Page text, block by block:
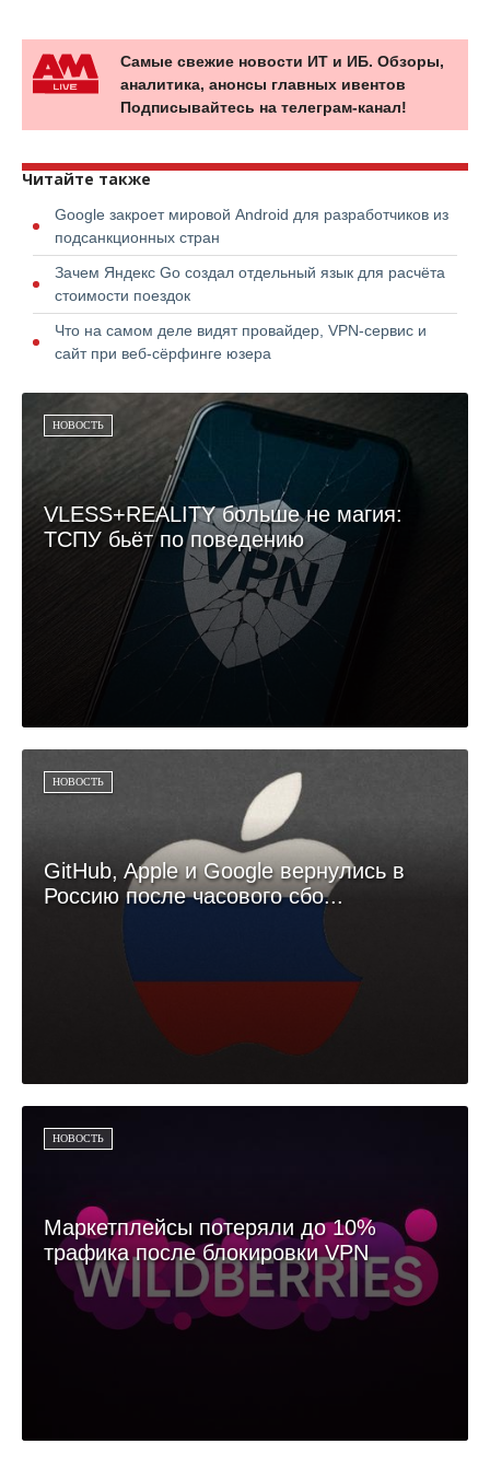
Самые свежие новости ИТ и ИБ. Обзоры,
аналитика, анонсы главных ивентов
Подписывайтесь на телеграм-канал!
Читайте также
Google закроет мировой Android для разработчиков из
подсанкционных стран
Зачем Яндекс Go создал отдельный язык для расчёта
стоимости поездок
Что на самом деле видят провайдер, VPN-сервис и
сайт при веб-сёрфинге юзера
НОВОСТЬ
VLESS+REALITY больше не магия:
ТСПУ бьёт по поведению
НОВОСТЬ
GitHub, Apple и Google вернулись в
Россию после часового сбо...
НОВОСТЬ
Маркетплейсы потеряли до 10%
трафика после блокировки VPN